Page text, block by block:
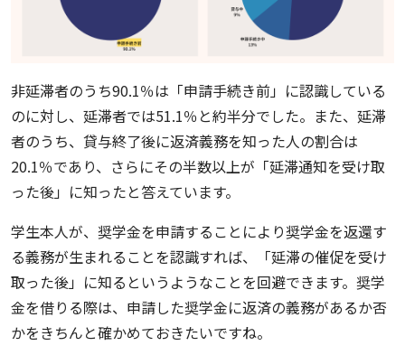
非延滞者のうち90.1％は「申請手続き前」に認識している
のに対し、延滞者では51.1％と約半分でした。また、延滞
者のうち、貸与終了後に返済義務を知った人の割合は
20.1％であり、さらにその半数以上が「延滞通知を受け取
った後」に知ったと答えています。
学生本人が、奨学金を申請することにより奨学金を返還す
る義務が生まれることを認識すれば、「延滞の催促を受け
取った後」に知るというようなことを回避できます。奨学
金を借りる際は、申請した奨学金に返済の義務があるか否
かをきちんと確かめておきたいですね。